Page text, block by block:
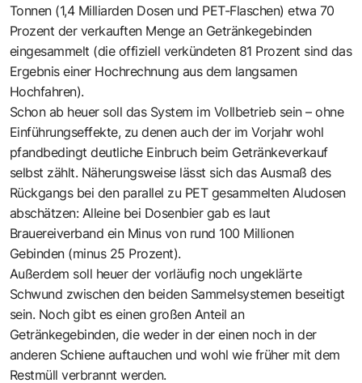
Tonnen (1,4 Milliarden Dosen und PET-Flaschen) etwa 70
Prozent der verkauften Menge an Getränkegebinden
eingesammelt (die offiziell verkündeten 81 Prozent sind das
Ergebnis einer Hochrechnung aus dem langsamen
Hochfahren).
Schon ab heuer soll das System im Vollbetrieb sein – ohne
Einführungseffekte, zu denen auch der im Vorjahr wohl
pfandbedingt deutliche Einbruch beim Getränkeverkauf
selbst zählt. Näherungsweise lässt sich das Ausmaß des
Rückgangs bei den parallel zu PET gesammelten Aludosen
abschätzen: Alleine bei Dosenbier gab es laut
Brauereiverband ein Minus von rund 100 Millionen
Gebinden (minus 25 Prozent).
Außerdem soll heuer der vorläufig noch ungeklärte
Schwund zwischen den beiden Sammelsystemen beseitigt
sein. Noch gibt es einen großen Anteil an
Getränkegebinden, die weder in der einen noch in der
anderen Schiene auftauchen und wohl wie früher mit dem
Restmüll verbrannt werden.